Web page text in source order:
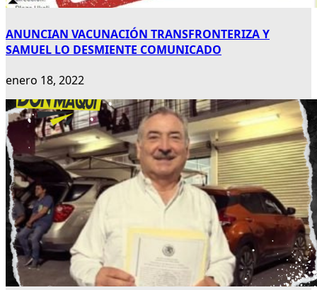
ANUNCIAN VACUNACIÓN TRANSFRONTERIZA Y
SAMUEL LO DESMIENTE COMUNICADO
enero 18, 2022